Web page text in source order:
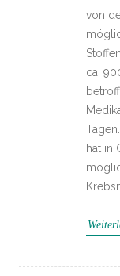
von
ca.
hat in